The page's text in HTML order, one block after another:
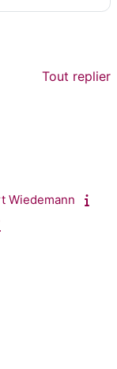
Tout replier
Wiedemann